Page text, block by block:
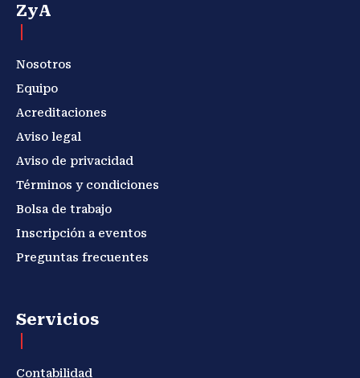
ZyA
Nosotros
Equipo
Acreditaciones
Aviso legal
Aviso de privacidad
Términos y condiciones
Bolsa de trabajo
Inscripción a eventos
Preguntas frecuentes
Servicios
Contabilidad